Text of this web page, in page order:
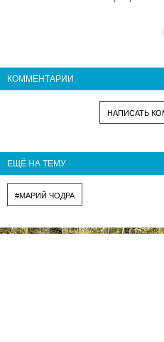
КОММЕНТАРИИ
НАПИСАТЬ
ЕЩЁ НА ТЕМУ
#МАРИЙ ЧОДРА